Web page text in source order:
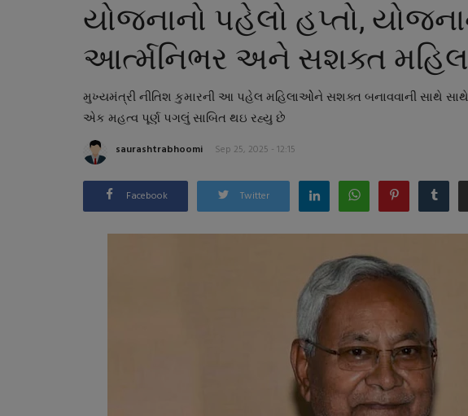
યોજનાનો પહેલો હપ્તો,
આર્ત્મનિભર અને સશક્ત
મુખ્યમંત્રી નીતિશ કુમારની આ પહેલ મહિલાઓેને સશક્ત બનાવવાની સાથે
એક મહત્વ પૂર્ણ પગલું સાબિત થઇ રહ્યુ છે
saurashtrabhoomi Sep 25, 2025 - 12:15
Facebook Twitter